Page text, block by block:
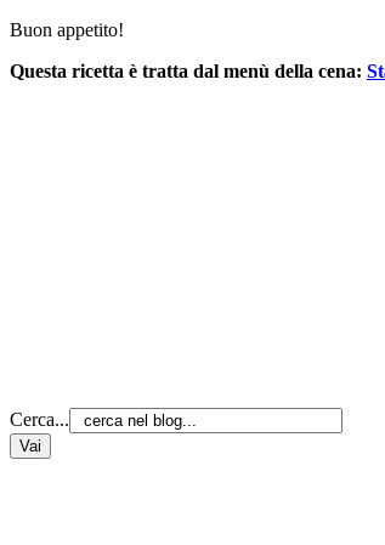
Buon appetito!
Questa ricetta è tratta dal menù della cena:
Cerca...